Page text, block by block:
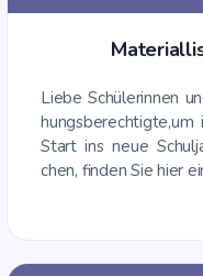
Lie­be Schü­le­rin­nen
hungs­be­rech­tig­te,um
Start ins neue
chen, fin­den Sie hier